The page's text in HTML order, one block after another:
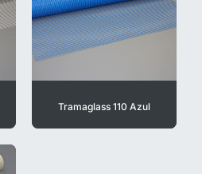
Tramaglass 110 Azul